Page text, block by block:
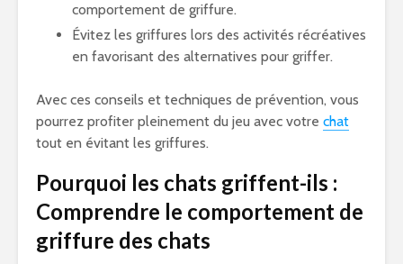
comportement de griffure.
Évitez les griffures lors des activités récréatives
en favorisant des alternatives pour griffer.
Avec ces conseils et techniques de prévention, vous
pourrez profiter pleinement du jeu avec votre chat
tout en évitant les griffures.
Pourquoi les chats griffent-ils :
Comprendre le comportement de
griffure des chats